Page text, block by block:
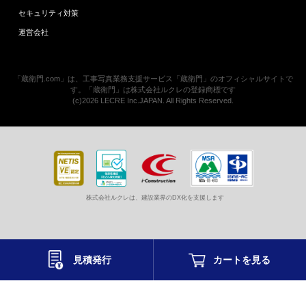
見積発行 カートを見る
セキュリティ対策
運営会社
「蔵衛門.com」は、工事写真業務支援サービス「蔵衛門」のオフィシャルサイトで
す。「蔵衛門」は株式会社ルクレの登録商標です
(c)2026 LECRE Inc.JAPAN. All Rights Reserved.
株式会社ルクレは、建設業界のDX化を支援します